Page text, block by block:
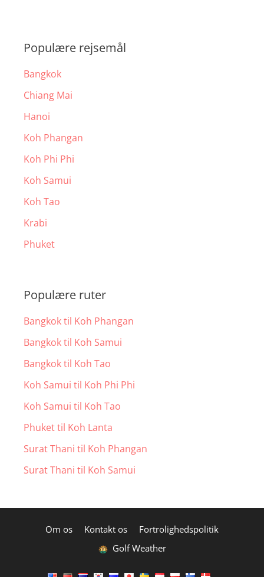
Populære rejsemål
Bangkok
Chiang Mai
Hanoi
Koh Phangan
Koh Phi Phi
Koh Samui
Koh Tao
Krabi
Phuket
Populære ruter
Bangkok til Koh Phangan
Bangkok til Koh Samui
Bangkok til Koh Tao
Koh Samui til Koh Phi Phi
Koh Samui til Koh Tao
Phuket til Koh Lanta
Surat Thani til Koh Phangan
Surat Thani til Koh Samui
Om os Kontakt os
Fortrolighedspolitik
Golf Weather